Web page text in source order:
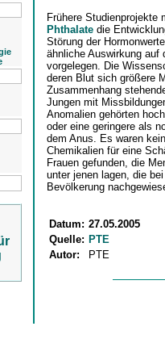
Frühere Studienprojekte
Phthalate die
Störung der
ähnliche Auswirkung auf
vorgelegen. Die
deren Blut sich größere
Zusammenhang
Jungen mit
Anomalien gehörten
oder eine geringere als
dem Anus. Es waren
Chemikalien für eine
Frauen gefunden, die
unter jenen lagen, die
Bevölkerung
Datum: 27.05.2005
Quelle: PTE
Autor:
PTE